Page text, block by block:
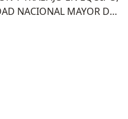
EN BÉLGICA, A
LA UNIVERSIDAD DE
PERUANA CAYETANO